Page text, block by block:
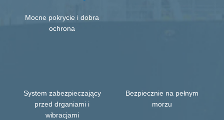
Mocne pokrycie i dobra
ochrona
System zabezpieczający
przed drganiami i
wibracjami
Bezpiecznie na pełnym
morzu